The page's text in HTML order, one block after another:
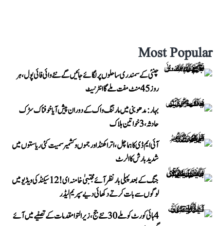
Most Popular
چنئی کے سمندری ساحلوں پر لگائے جائیں گے نئے وائی فائی پول، ہر
روز 45 منٹ مفت ملے گا انٹرنیٹ
بہار: مدھوبنی میں مارننگ واک کے دوران پیش آیا خوفناک سڑک
حادثہ، 3 خواتین ہلاک
آئی ایم ڈی کا ہماچل، اتراکھنڈ اور جموں و کشمیر سمیت کئی ریاستوں میں
شدید بارش کا الرٹ
جنگ کے بعد پہلی بار نظر آئے مجتبیٰ خامنہ ای! 12 سیکنڈ کی ویڈیو میں
لوگوں سے بات کرتے دکھائی دیے سپریم لیڈر
4 ہائی کورٹ کو ملے 30 نئے جج، زیر التوا مقدمات کے تصفیے میں آئے